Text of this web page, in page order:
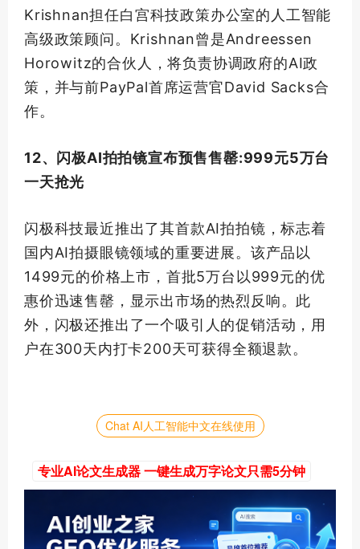
Krishnan担任白宫科技政策办公室的人工智能
高级政策顾问。Krishnan曾是Andreessen
Horowitz的合伙人，将负责协调政府的AI政
策，并与前PayPal首席运营官David Sacks合
作。
12、闪极AI拍拍镜宣布预售售罄:999元5万台
一天抢光
闪极科技最近推出了其首款AI拍拍镜，标志着
国内AI拍摄眼镜领域的重要进展。该产品以
1499元的价格上市，首批5万台以999元的优
惠价迅速售罄，显示出市场的热烈反响。此
外，闪极还推出了一个吸引人的促销活动，用
户在300天内打卡200天可获得全额退款。
Chat AI人工智能中文在线使用
专业AI论文生成器 一键生成万字论文只需5分钟